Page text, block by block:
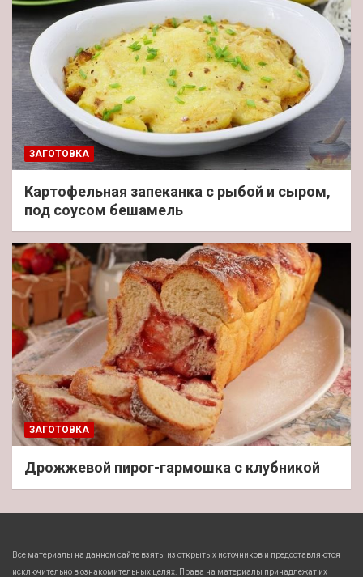
ЗАГОТОВКА
Картофельная запеканка с рыбой и сыром,
под соусом бешамель
ЗАГОТОВКА
Дрожжевой пирог-гармошка с клубникой
Все материалы на данном сайте взяты из открытых источников и предоставляются
исключительно в ознакомительных целях. Права на материалы принадлежат их